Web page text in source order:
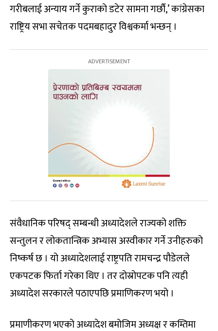
गरीबलाई अन्याय गर्ने कुराको डटेर सामना गर्छौ,’ कांग्रेसका
राष्ट्रिय सभा सचेतक पदमबहादुर विश्वकर्मा भन्छन् ।
संवैधानिक परिषद् सम्बन्धी अध्यादेशले राज्यको शक्ति
सन्तुलन र लोकतान्त्रिक अभ्यास अस्वीकार गर्ने उनीहरुको
निष्कर्ष छ । यो अध्यादेशलाई राष्ट्रपति रामचन्द्र पौडेलले
एकपटक फिर्ता गरेका थिए । तर दोस्रोपटक पनि त्यही
अध्यादेश सरकारले पठाएपछि प्रमाणिकरण भयो ।
प्रमाणीकरण भएको अध्यादेश बमोजिम अध्यक्ष र कम्तिमा